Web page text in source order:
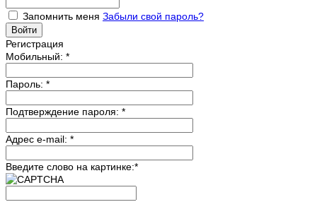
Запомнить меня Забыли свой пароль?
Регистрация
Мобильный: *
Пароль: *
Подтверждение пароля: *
Адрес e-mail: *
Введите слово на картинке:*